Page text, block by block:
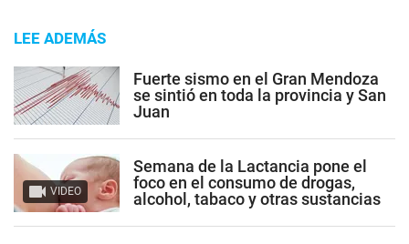
LEE ADEMÁS
Fuerte sismo en el Gran Mendoza
se sintió en toda la provincia y San
Juan
VIDEO
Semana de la Lactancia pone el
foco en el consumo de drogas,
alcohol, tabaco y otras sustancias